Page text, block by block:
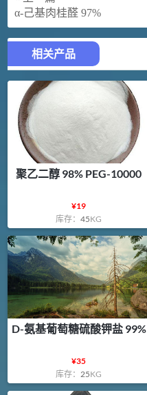
α-己基肉桂醛 97%
相关产品
聚乙二醇 98% PEG-10000
¥19
库存：45KG
D-氨基葡萄糖硫酸钾盐 99%
¥35
库存： 25KG